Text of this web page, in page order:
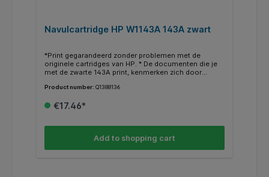
Navulcartridge HP W1143A 143A zwart
*Print gegarandeerd zonder problemen met de
originele cartridges van HP. * De documenten die je
met de zwarte 143A print, kenmerken zich door
print tot 2500 pagina’s. * Binnen de HP printers heb je
cartridge een XL/HC (high capacity) te gebruiken voor
specificaties ‘’geschikt voor’’ of jou HP printer
ertussen staat.
Product number: Q1388136
€17.46*
Add to shopping cart